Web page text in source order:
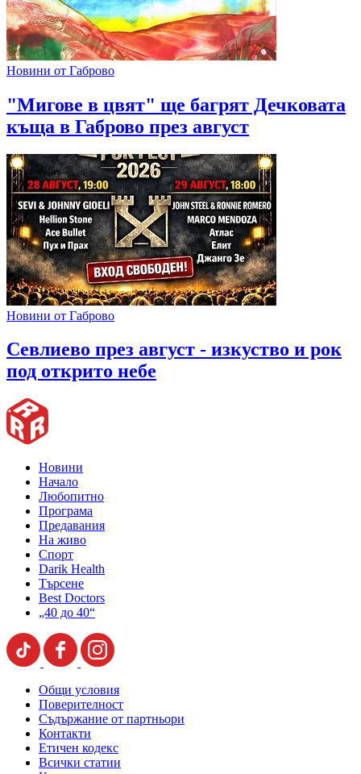
Новини от Габрово
"Мигове в цвят" ще багрят Дечковата
къща в Габрово през август
Новини от Габрово
Севлиево през август - изкуство и рок
под открито небе
Новини
Начало
Любопитно
Програма
Предавания
На живо
Спорт
Darik Health
Търсене
Best Doctors
„40 до 40“
Общи условия
Поверителност
Съдържание от партньори
Контакти
Етичен кодекс
Всички статии